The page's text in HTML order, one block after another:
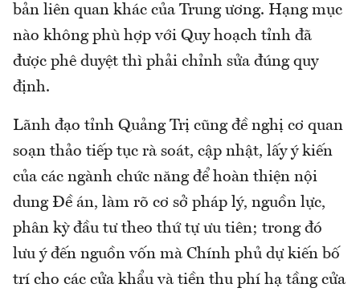
bản liên quan khác của Trung ương. Hạng mục
nào không phù hợp với Quy hoạch tỉnh đã
được phê duyệt thì phải chỉnh sửa đúng quy
định.
Lãnh đạo tỉnh Quảng Trị cũng đề nghị cơ quan
soạn thảo tiếp tục rà soát, cập nhật, lấy ý kiến
của các ngành chức năng để hoàn thiện nội
dung Đề án, làm rõ cơ sở pháp lý, nguồn lực,
phân kỳ đầu tư theo thứ tự ưu tiên; trong đó
lưu ý đến nguồn vốn mà Chính phủ dự kiến bố
trí cho các cửa khẩu và tiền thu phí hạ tầng cửa